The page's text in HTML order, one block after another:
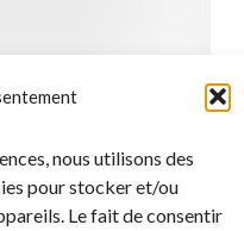
nous utilisons des
pour stocker et/ou
Le fait de consentir